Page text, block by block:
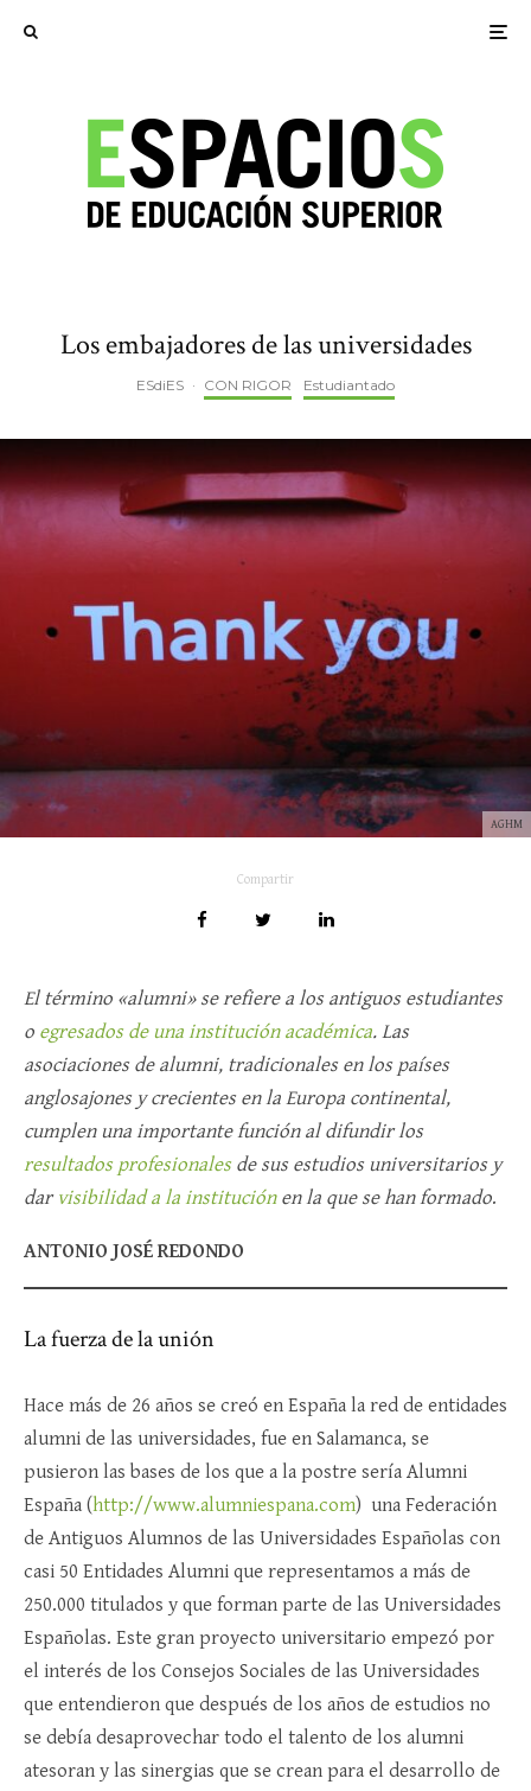
Los embajadores de las universidades
ESdiES · CON RIGOR Estudiantado
AGHM
Compartir
El término «alumni» se refiere a los antiguos estudiantes
o egresados de una institución académica. Las
asociaciones de alumni, tradicionales en los países
anglosajones y crecientes en la Europa continental,
cumplen una importante función al difundir los
resultados profesionalesde sus estudios universitarios y
dar visibilidad a la instituciónen la que se han formado.
ANTONIO JOSÉ REDONDO
La fuerza de la unión
Hace más de 26 años se creó en España la red de entidades
alumni de las universidades, fue en Salamanca, se
pusieron las bases de los que a la postre sería Alumni
España (http://www.alumniespana.com) una Federación
de Antiguos Alumnos de las Universidades Españolas con
casi 50 Entidades Alumni que representamos a más de
250.000 titulados y que forman parte de las Universidades
Españolas. Este gran proyecto universitario empezó por
el interés de los Consejos Sociales de las Universidades
que entendieron que después de los años de estudios no
se debía desaprovechar todo el talento de los alumni
atesoran y las sinergias que se crean para el desarrollo de